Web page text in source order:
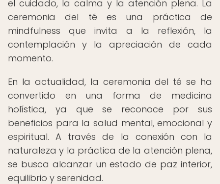
el cuidado, la calma y la atención plena. La
ceremonia del té es una práctica de
mindfulness que invita a la reflexión, la
contemplación y la apreciación de cada
momento.
En la actualidad, la ceremonia del té se ha
convertido en una forma de medicina
holística, ya que se reconoce por sus
beneficios para la salud mental, emocional y
espiritual. A través de la conexión con la
naturaleza y la práctica de la atención plena,
se busca alcanzar un estado de paz interior,
equilibrio y serenidad.